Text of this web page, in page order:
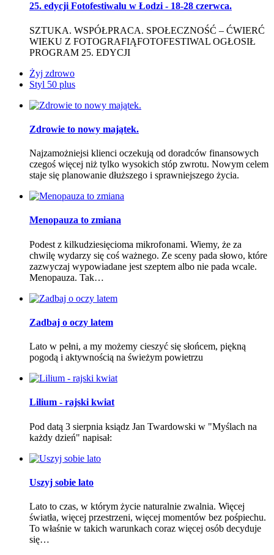
25. edycji Fotofestiwalu w Łodzi - 18-28 czerwca.
SZTUKA. WSPÓŁPRACA. SPOŁECZNOŚĆ – ĆWIERĆ
WIEKU Z FOTOGRAFIĄFOTOFESTIWAL OGŁOSIŁ
PROGRAM 25. EDYCJI
Żyj zdrowo
Styl 50 plus
Zdrowie to nowy majątek.
Najzamożniejsi klienci oczekują od doradców finansowych
czegoś więcej niż tylko wysokich stóp zwrotu. Nowym celem
staje się planowanie dłuższego i sprawniejszego życia.
Menopauza to zmiana
Podest z kilkudziesięcioma mikrofonami. Wiemy, że za
chwilę wydarzy się coś ważnego. Ze sceny pada słowo, które
zazwyczaj wypowiadane jest szeptem albo nie pada wcale.
Menopauza. Tak…
Zadbaj o oczy latem
Lato w pełni, a my możemy cieszyć się słońcem, piękną
pogodą i aktywnością na świeżym powietrzu
Lilium - rajski kwiat
Pod datą 3 sierpnia ksiądz Jan Twardowski w "Myślach na
każdy dzień" napisał:
Uszyj sobie lato
Lato to czas, w którym życie naturalnie zwalnia. Więcej
światła, więcej przestrzeni, więcej momentów bez pośpiechu.
To właśnie w takich warunkach coraz więcej osób decyduje
się…